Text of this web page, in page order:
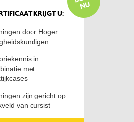
KRIJGT U:
door Hoger
in
met
zijn gericht op
van cursist